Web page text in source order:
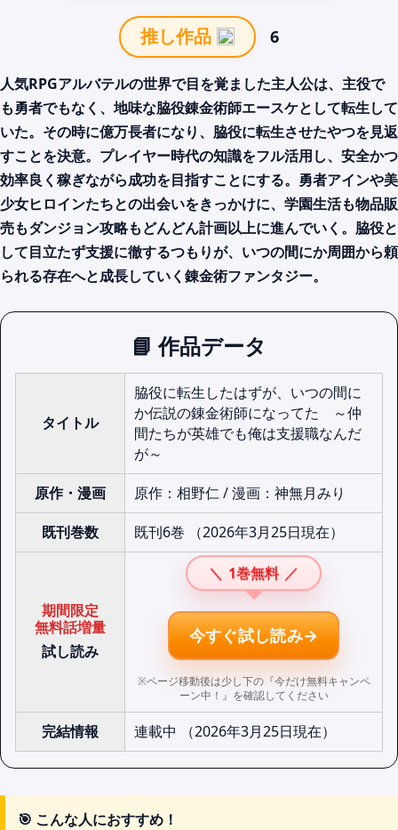
推し作品 6
人気RPGアルバテルの世界で目を覚ました主人公は、主役で
も勇者でもなく、地味な脇役錬金術師エースケとして転生して
いた。その時に億万長者になり、脇役に転生させたやつを見返
すことを決意。プレイヤー時代の知識をフル活用し、安全かつ
効率良く稼ぎながら成功を目指すことにする。勇者アインや美
少女ヒロインたちとの出会いをきっかけに、学園生活も物品販
売もダンジョン攻略もどんどん計画以上に進んでいく。脇役と
して目立たず支援に徹するつもりが、いつの間にか周囲から頼
られる存在へと成長していく錬金術ファンタジー。
📘 作品データ
タイトル
脇役に転生したはずが、いつの間に
か伝説の錬金術師になってた ～仲
間たちが英雄でも俺は支援職なんだ
が～
原作・漫画
原作：相野仁 / 漫画：神無月みり
既刊巻数
既刊6巻 （2026年3月25日現在）
期間限定
無料話増量
試し読み
＼ 1巻無料 ／
今すぐ試し読み→
※ページ移動後は少し下の『今だけ無料キャンペ
ーン中！』を確認してください
完結情報 連載中 （2026年3月25日現在）
🎯 こんな人におすすめ！